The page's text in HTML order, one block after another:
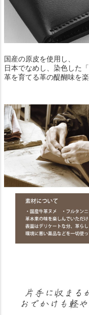
国産の原皮を使用し、
日本でなめし、染色した
革を育てる革の醍醐味を